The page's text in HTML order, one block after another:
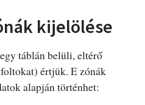
kijelölése
táblán belüli, eltérő
értjük. E zónák
alapján történhet: